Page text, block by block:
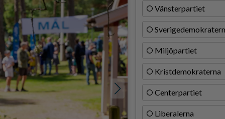
Vänsterpartiet
Miljöpartiet
Kristdemokraterna
Centerpartiet
Liberalerna